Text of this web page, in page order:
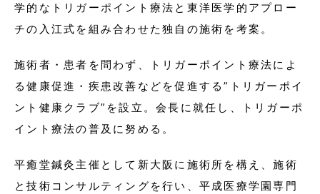
学的なトリガーポイント療法と東洋医学的アプロー
チの入江式を組み合わせた独自の施術を考案。
施術者・患者を問わず、トリガーポイント療法によ
る健康促進・疾患改善などを促進する”トリガーポイ
ント健康クラブ”を設立。会長に就任し、トリガーポ
イント療法の普及に努める。
平癒堂鍼灸主催として新大阪に施術所を構え、施術
と技術コンサルティングを行い、平成医療学園専門